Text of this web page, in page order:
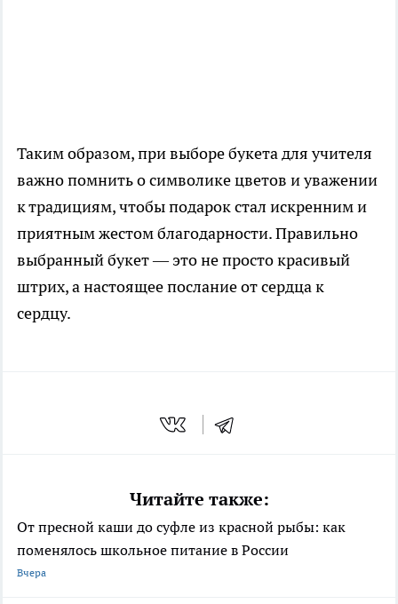
Таким образом, при выборе букета для учителя
важно помнить о символике цветов и уважении
к традициям, чтобы подарок стал искренним и
приятным жестом благодарности. Правильно
выбранный букет — это не просто красивый
штрих, а настоящее послание от сердца к
сердцу.
Читайте также:
От пресной каши до суфле из красной рыбы: как
поменялось школьное питание в России
Вчера